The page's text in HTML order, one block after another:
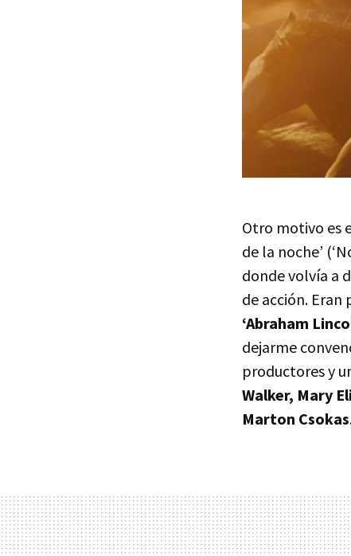
Otro motivo es
de la noche’
donde volvía a
de acción. Eran
‘Abraham
dejarme
productores y
Walker, Mary
Marton Csokas